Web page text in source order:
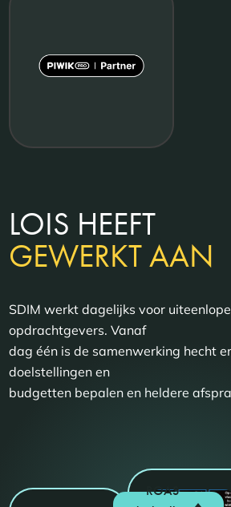
LOIS HEEFT
GEWERKT AAN
SDIM werkt dagelijks voor
opdrachtgevers. Vanaf
dag één is de samenwerking hecht
doelstellingen en
budgetten bepalen en heldere
ROAS